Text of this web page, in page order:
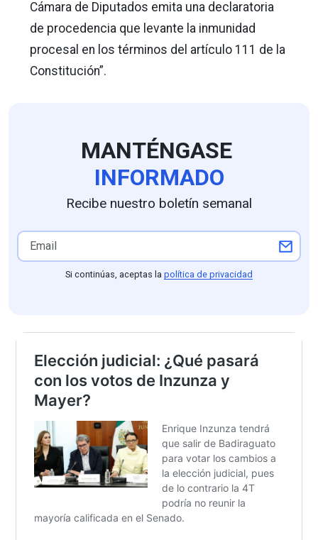
Cámara de Diputados emita una declaratoria
de procedencia que levante la inmunidad
procesal en los términos del artículo 111 de la
Constitución”.
MANTÉNGASE
INFORMADO
Recibe nuestro boletín semanal
Si continúas, aceptas la política de privacidad